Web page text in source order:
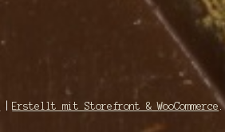
Erstellt mit Storefront & WooCommerce.